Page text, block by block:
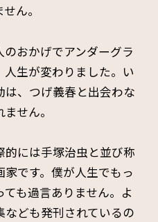
ん。
おかげでアンダーグラ
生が変わりました。い
は、つげ義春と出会わな
せん。
には手塚治虫と並び称
です。僕が人生でもっ
も過言ありません。よ
ども発刊されているの